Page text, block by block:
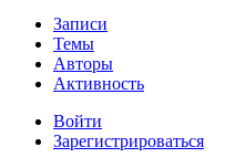
Записи
Темы
Авторы
Активность
Войти
Зарегистрироваться